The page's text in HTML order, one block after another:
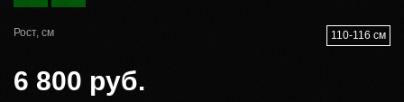
Рост, см 110-116 см
6 800 руб.